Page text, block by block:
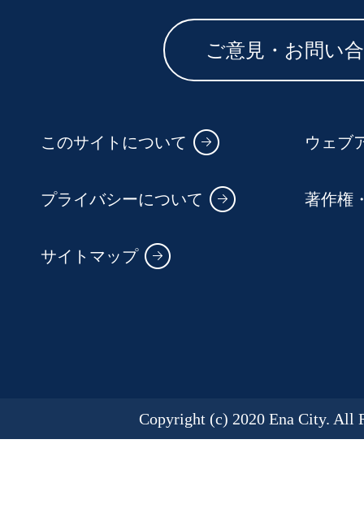
ご意見・お問い
このサイトについて ウェブ
プライバシーについて 著作権
サイトマップ
Copyright (c) 2020 Ena City. All